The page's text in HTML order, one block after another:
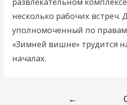
несколько рабочих встреч.
уполномоченный по
«Зимней вишне» трудится
началах.
←